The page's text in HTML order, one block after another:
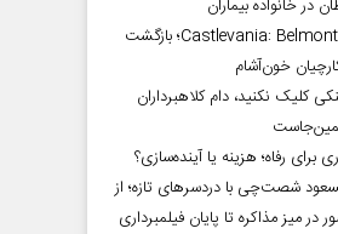
در خانواده بیماران
Castlevania: Belmont’s Curse؛ بازگشت
خون‌آشام
کلیک نکنید، دام کلاهبرداران
برای رفاه؛ هزینه یا آینده‌سازی؟
شصت‌چی با دردسر‌های تازه؛ از
در میز مذاکره تا پایان فیلمبرداری